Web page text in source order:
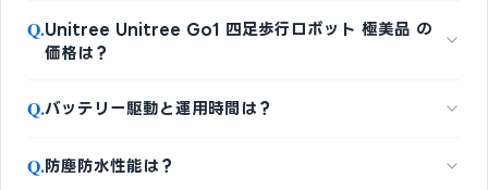
Q.Unitree Unitree Go1 四足歩行ロボット 極美品 の
価格は？
Q.バッテリー駆動と運用時間は？
Q.防塵防水性能は？